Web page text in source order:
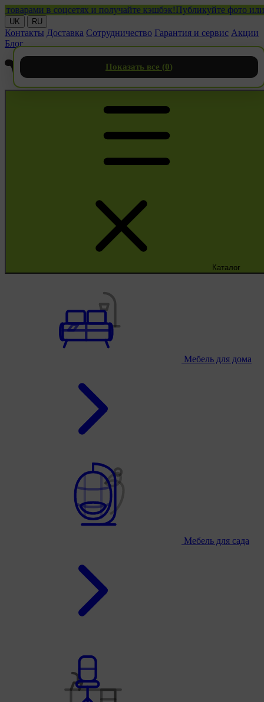
в соцсетях и получайте кэшбэк!Публикуйте фото или
UK RU
Контакты Доставка Сотрудничество Гарантия и сервис Акции
Блог
Каталог
Мебель для дома
Мебель для сада
Показать все (0)